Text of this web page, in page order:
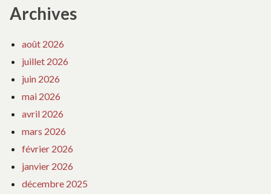
Archives
août 2026
juillet 2026
juin 2026
mai 2026
avril 2026
mars 2026
février 2026
janvier 2026
décembre 2025